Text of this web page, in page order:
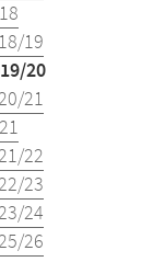
19
20
21
22
23
24
26